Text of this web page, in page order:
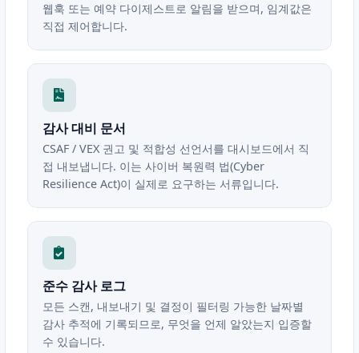
웹훅 또는 예약 다이제스트로 알림을 받으며, 임계값은
직접 제어합니다.
감사 대비 문서
CSAF / VEX 권고 및 적합성 선언서를 대시보드에서 직
접 내보냅니다. 이는 사이버 복원력 법(Cyber
Resilience Act)이 실제로 요구하는 서류입니다.
준수 감사 로그
모든 스캔, 내보내기 및 결정이 필터링 가능한 날짜별
감사 추적에 기록되므로, 무엇을 언제 알았는지 입증할
수 있습니다.